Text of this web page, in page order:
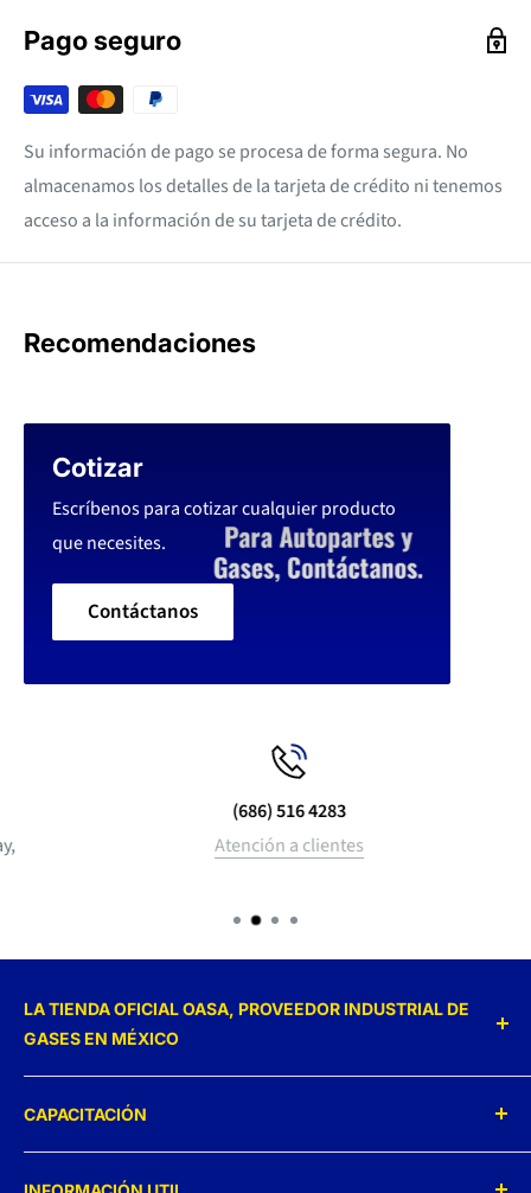
Pago seguro
Su información de pago se procesa de forma segura. No
almacenamos los detalles de la tarjeta de crédito ni tenemos
acceso a la información de su tarjeta de crédito.
Recomendaciones
Cotizar
Escríbenos para cotizar cualquier producto
que necesites.
Contáctanos
(686) 516 4283
Atención a clientes
LA TIENDA OFICIAL OASA, PROVEEDOR INDUSTRIAL DE
GASES EN MÉXICO
Con más de 70 años de experiencia brindándote lo mejor
en:
CAPACITACIÓN
Capacitamos y formamos expertos en